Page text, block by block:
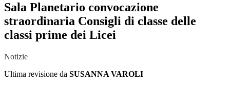
Sala Planetario convocazione
straordinaria Consigli di classe delle
classi prime dei Licei
Notizie
Ultima revisione da SUSANNA VAROLI